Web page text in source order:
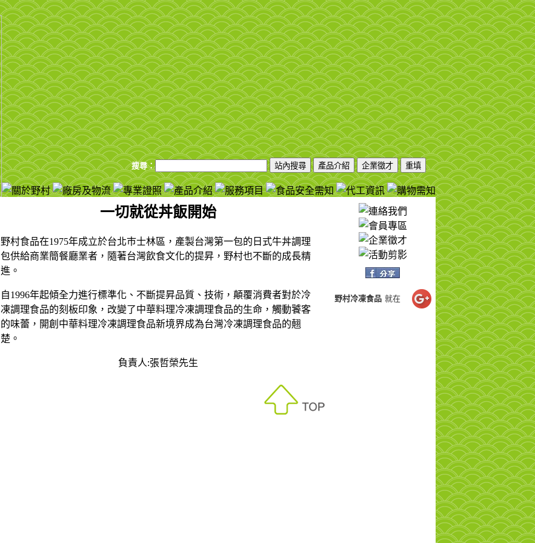
搜尋：
一切就從丼飯開始
野村食品在1975年成立於台北巿士林區，產製台灣第一包的日式牛丼調理
包供給商業簡餐廳業者，隨著台灣飲食文化的提昇，野村也不斷的成長精
進。
自1996年起傾全力進行標準化、不斷提昇品質、技術，顛覆消費者對於冷
凍調理食品的刻板印象，改變了中華料理冷凍調理食品的生命，觸動饕客
的味蕾，開創中華料理冷凍調理食品新境界成為台灣冷凍調理食品的翹
楚。
負責人:張哲榮先生
野村冷凍食品 就在